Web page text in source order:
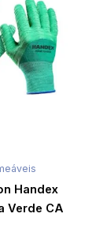
Handex
Verde CA